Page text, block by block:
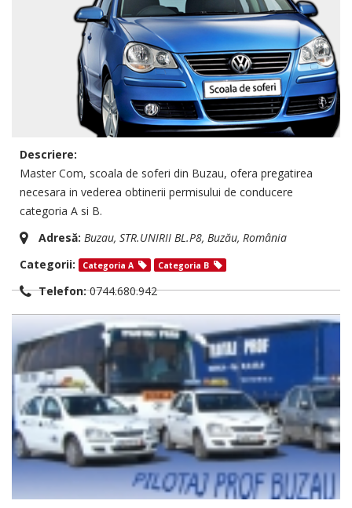
Descriere:
Master Com, scoala de soferi din Buzau, ofera pregatirea
necesara in vederea obtinerii permisului de conducere
categoria A si B.
Adresă: Buzau, STR.UNIRII BL.P8, Buzău, România
Categorii:
Categoria A Categoria B
Telefon: 0744.680.942